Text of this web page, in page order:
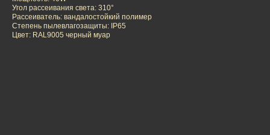
Угол рассеивания света: 310°
Рассеиватель: вандалостойкий полимер
Степень пылевлагозащиты: IP65
Цвет: RAL9005 черный муар